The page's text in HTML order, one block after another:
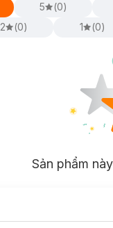
5 (0)
2
(0) 1 (0)
Sản phẩm